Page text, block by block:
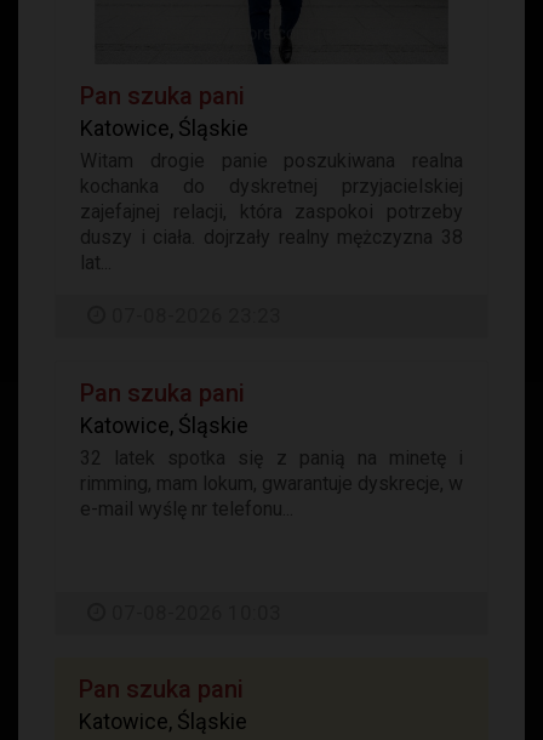
Pan szuka pani
Katowice, Śląskie
Witam drogie panie poszukiwana realna
kochanka do dyskretnej przyjacielskiej
zajefajnej relacji, która zaspokoi potrzeby
duszy i ciała. dojrzały realny mężczyzna 38
lat...
Pan szuka pani
Katowice, Śląskie
32 latek spotka się z panią na minetę i
rimming, mam lokum, gwarantuje dyskrecje, w
e-mail wyślę nr telefonu...
Pan szuka pani
Katowice, Śląskie